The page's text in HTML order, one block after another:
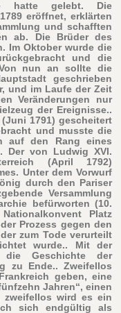
hatte gelebt. Die
eröffnet, erklärten
und schafften
ab. Die Brüder des
Im Oktober wurde die
und die
nun an sollte die
geschrieben
und im Laufe der Zeit
Veränderungen nur
der Ereignisse..
1791) gescheitert
und musste die
auf den Rang eines
Der von Ludwig XVI.
(April 1792)
Unter dem Vorwurf
durch den Pariser
Versammlung
befürworten (10.
Platz
Prozess gegen den
zum Tode verurteilt
wurde.. Mit der
Geschichte der
zu Ende.. Zweifellos
geben, eine
Jahren“, einen
zweifellos wird es ein
sich endgültig als